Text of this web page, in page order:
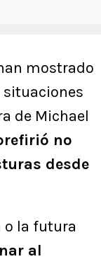
mostrado
de Michael
no
desde
o la futura
al